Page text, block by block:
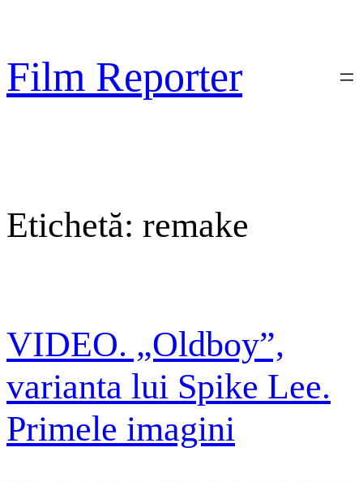
conținut
Film Reporter
Etichetă: remake
VIDEO. „Oldboy”,
varianta lui Spike Lee.
Primele imagini